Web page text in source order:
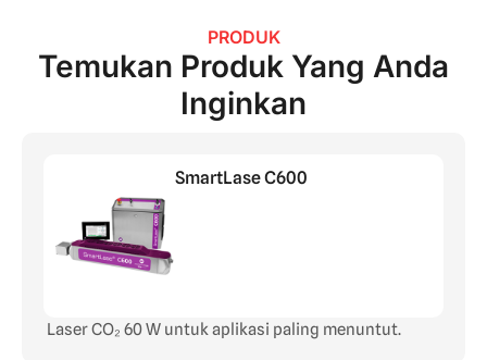
PRODUK
Temukan Produk Yang Anda
Inginkan
SmartLase C600
Laser CO₂ 60 W untuk aplikasi paling menuntut.